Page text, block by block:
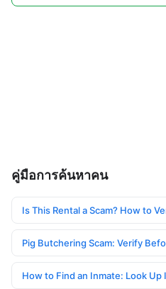
คู่มือการค้นหาคน
Is This Rental a Scam? How to
Pig Butchering Scam: Verify
How to Find an Inmate: Look Up